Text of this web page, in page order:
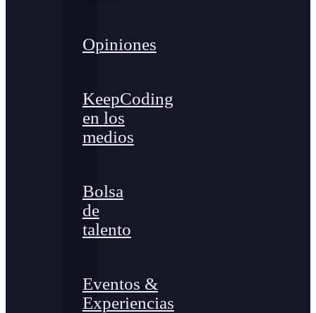
Opiniones
KeepCoding
en los
medios
Bolsa
de
talento
Eventos &
Experiencias